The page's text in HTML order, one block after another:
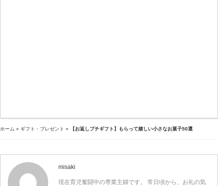
ホーム » ギフト・プレゼント » 【お返しプチギフト】もらって嬉しい小さなお菓子50選
misaki
現在育児奮闘中の専業主婦です。 常日頃から、お礼の気